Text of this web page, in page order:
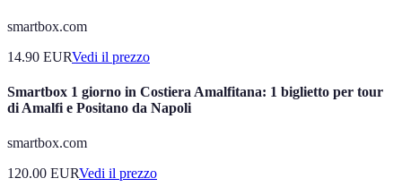
smartbox.com
14.90 EURVedi il prezzo
Smartbox 1 giorno in Costiera Amalfitana: 1 biglietto per tour
di Amalfi e Positano da Napoli
smartbox.com
120.00 EURVedi il prezzo